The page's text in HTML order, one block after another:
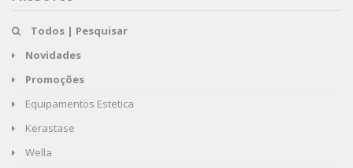
Todos | Pesquisar
Novidades
Promoções
Equipamentos Estetica
Kerastase
Wella